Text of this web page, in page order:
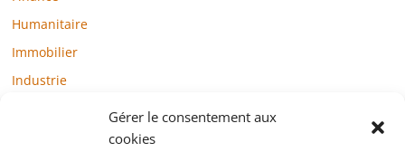
Gérer le consentement aux
cookies
Humanitaire
Immobilier
Industrie